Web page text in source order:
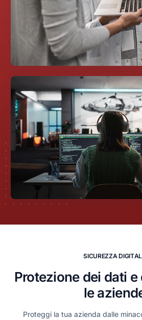
SICUREZZADIGITAL
Protezione dei dati e
le
Proteggi la tua azienda dalle